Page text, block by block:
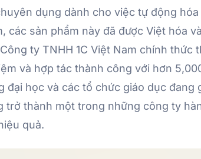
dụng dành cho việc tự động
các sản phẩm này đã được Việt hóa
ty TNHH 1C Việt Nam chính
và hợp tác thành công với hơn
đại học và các tổ chức giáo dục đang
trở thành một trong những công ty
quả.